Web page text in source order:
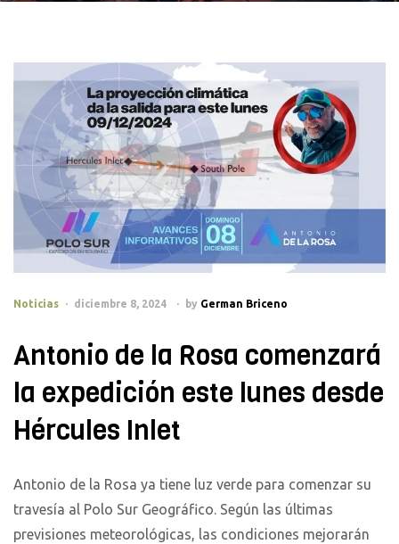
Categories
Noticias diciembre 8, 2024 by German Briceno
Antonio de la Rosa comenzará
la expedición este lunes desde
Hércules Inlet
Antonio de la Rosa ya tiene luz verde para comenzar su
travesía al Polo Sur Geográfico. Según las últimas
previsiones meteorológicas, las condiciones mejorarán